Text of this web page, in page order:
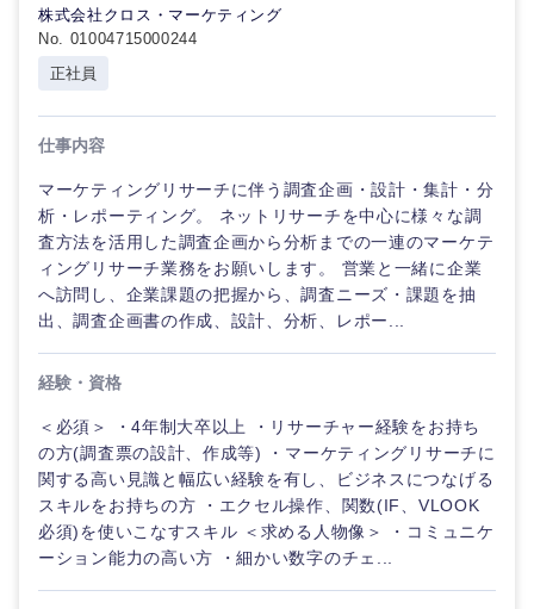
株式会社クロス・マーケティング
No. 01004715000244
正社員
仕事内容
マーケティングリサーチに伴う調査企画・設計・集計・分
析・レポーティング。 ネットリサーチを中心に様々な調
査方法を活用した調査企画から分析までの一連のマーケテ
ィングリサーチ業務をお願いします。 営業と一緒に企業
へ訪問し、企業課題の把握から、調査ニーズ・課題を抽
出、調査企画書の作成、設計、分析、レポー...
経験・資格
＜必須＞ ・4年制大卒以上 ・リサーチャー経験をお持ち
の方(調査票の設計、作成等) ・マーケティングリサーチに
関する高い見識と幅広い経験を有し、ビジネスにつなげる
スキルをお持ちの方 ・エクセル操作、関数(IF、VLOOK
必須)を使いこなすスキル ＜求める人物像＞ ・コミュニケ
ーション能力の高い方 ・細かい数字のチェ...